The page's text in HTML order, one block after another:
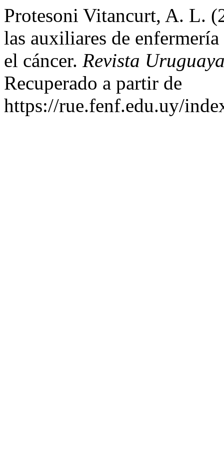
Protesoni Vitancurt, A. L.
las auxiliares de
el cáncer. Revista
Recuperado a partir de
https://rue.fenf.edu.uy/